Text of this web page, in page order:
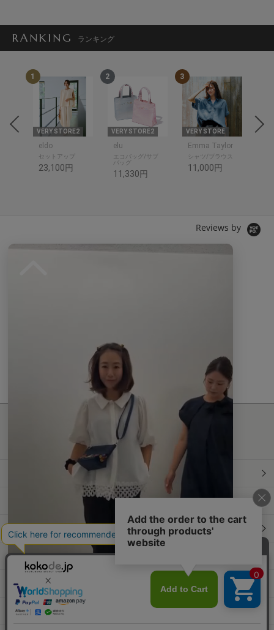
RANKING ランキング
1
VERY STORE2
eldo
セットアップ
23,100円
2
VERY STORE2
elu
エコバッグ/サブ
バッグ
11,330円
3
VERY STORE
Emma Taylor
シャツ/ブラウス
11,000円
Reviews by
現在、この商品の レビュー はありません。
最新情報発信中！
おすすめ商品や
最新ファッションはこちら
本屋さんへ行こう！キャンペーン
Information
Official Site